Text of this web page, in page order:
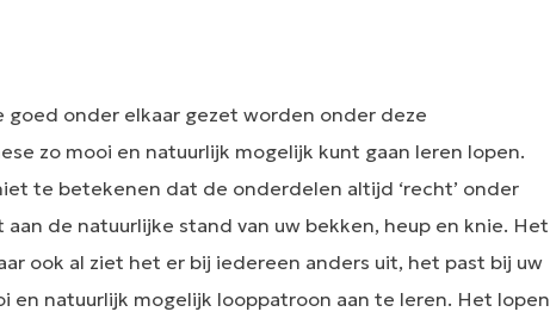
onder elkaar gezet worden onder deze
zo mooi en natuurlijk mogelijk kunt gaan leren lopen.
te betekenen dat de onderdelen altijd ‘recht’ onder
de natuurlijke stand van uw bekken, heup en knie. Het
ook al ziet het er bij iedereen anders uit, het past bij uw
en natuurlijk mogelijk looppatroon aan te leren. Het lopen